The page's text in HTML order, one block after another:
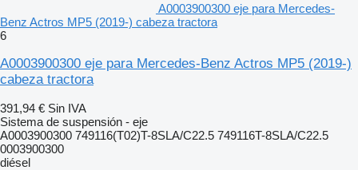
A0003900300 eje para Mercedes-
Benz Actros MP5 (2019-) cabeza tractora
6
A0003900300 eje para Mercedes-Benz Actros MP5 (2019-)
cabeza tractora
391,94 € Sin IVA
Sistema de suspensión - eje
A0003900300 749116(T02)T-8SLA/C22.5 749116T-8SLA/C22.5
0003900300
diésel